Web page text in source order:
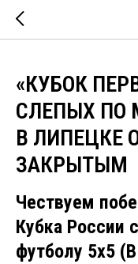
«КУБОК
СЛЕПЫХ ПО
В ЛИПЕЦКЕ
ЗАКРЫТЫМ
Чествуем
Кубка России
футболу 5х5